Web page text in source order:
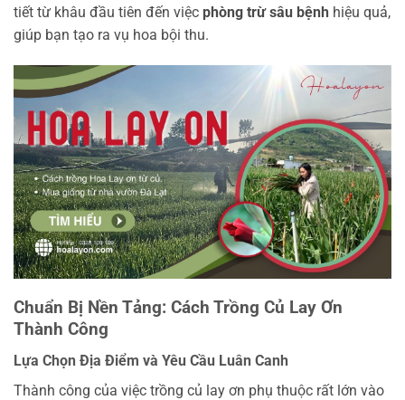
tiết từ khâu đầu tiên đến việc phòng trừ sâu bệnh hiệu quả,
giúp bạn tạo ra vụ hoa bội thu.
Chuẩn Bị Nền Tảng: Cách Trồng Củ Lay Ơn
Thành Công
Lựa Chọn Địa Điểm và Yêu Cầu Luân Canh
Thành công của việc trồng củ lay ơn phụ thuộc rất lớn vào